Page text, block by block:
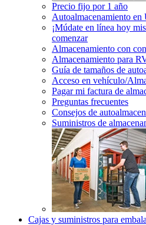
Precio fijo por 1 año
Autoalmacenamiento en
¡Múdate en línea hoy
comenzar
Almacenamiento con
Almacenamiento para
Guía de tamaños de
Acceso en vehículo/
Pagar mi factura de
Preguntas frecuentes
Consejos de
Suministros de
Cajas y suministros para